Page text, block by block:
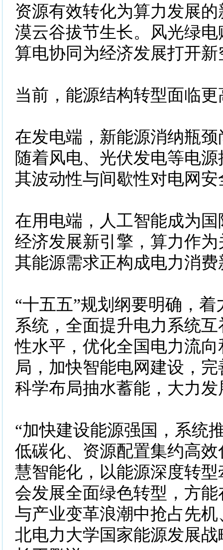
资源有效转化为算力发展
漠云谷拔节生长。风光绿
算电协同为经济发展打开新
当前，能源结构转型面临
在发电端，新能源消纳瓶
随着风电、光伏发电等电
其波动性与间歇性对电网
在用电端，人工智能成为
经济发展新引擎，算力作
其能源需求正构成电力消
“十五五”规划纲要明确，
系统，全面提升电力系统
性水平，优化全国电力流
局，加快智能电网建设，
科学布局抽水蓄能，大力
“加快建设能源强国，系统
低碳化、资源配置集约高
慧智能化，以能源深度转
会发展全面绿色转型，方
与产业变革浪潮中抢占先
北电力大学国家能源发展